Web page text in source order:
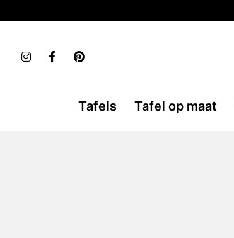
Tafels Tafel op maat